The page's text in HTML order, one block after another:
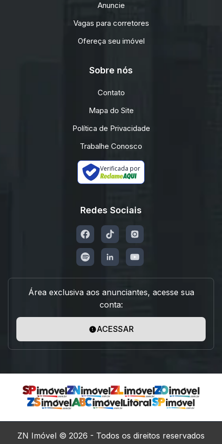
Anuncie
Vagas para corretores
Ofereça seu imóvel
Sobre nós
Contato
Mapa do Site
Política de Privacidade
Trabalhe Conosco
Verificada por
Redes Sociais
Área exclusiva aos anunciantes, acesse sua
conta:
ACESSAR
ZN Imóvel © 2026 - Todos os direitos reservados